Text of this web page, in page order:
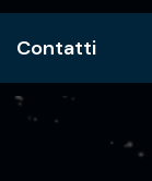
Contatti